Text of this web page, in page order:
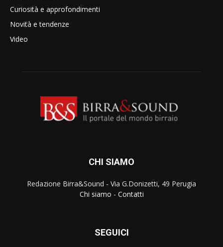
Curiosità e approfondimenti
Novità e tendenze
Video
CHI SIAMO
Redazione Birra&Sound - Via G.Donizetti, 49 Perugia
Chi siamo - Contatti
SEGUICI